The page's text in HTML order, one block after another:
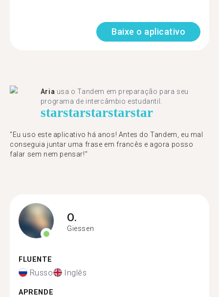
Baixe o aplicativo
Aria usa o Tandem em preparação para seu
programa de intercâmbio estudantil.
starstarstarstarstar
"​​Eu uso este aplicativo há anos! Antes do Tandem, eu mal
conseguia juntar uma frase em francês e agora posso
falar sem nem pensar!"
O.
Giessen
FLUENTE
Russo Inglês
APRENDE